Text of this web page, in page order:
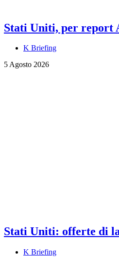
Stati Uniti, per report
K Briefing
5 Agosto 2026
Stati Uniti: offerte di
K Briefing